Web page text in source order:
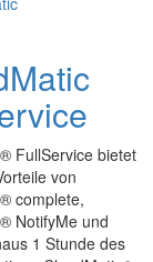
FullService bietet
von
complete,
NotifyMe und
1 Stunde des